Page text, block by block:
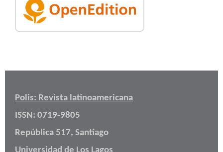
Polis: Revista latinoamericana
ISSN: 0719-9805
República 517, Santiago